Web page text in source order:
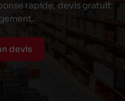
rapide, devis gratuit
devis